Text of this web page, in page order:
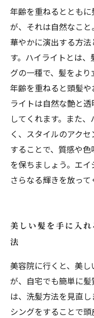
年齢を重ねるととも
が、それは自然なこ
華やかに演出する方
す。ハイライトとは
グの一種で、髪をより
年齢を重ねると頭髪
ライトは自然な艶と
してくれます。また
く、スタイルのアク
することで、質感や
を保ちましょう。エイ
さらなる輝きを放って
美しい髪を手に入
法
美容院に行くと、美
が、自宅でも簡単に
は、洗髪方法を見直
シングをすることで